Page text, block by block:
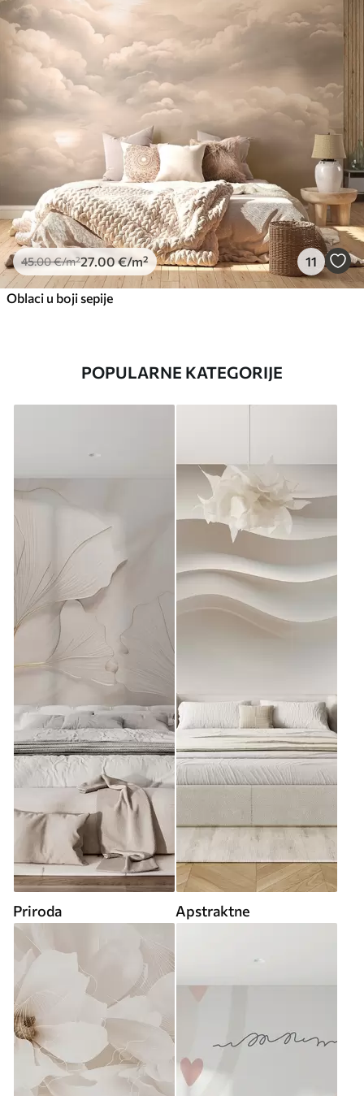
45.00€/m²27 .00 €/m² 11
Oblaci u boji sepije
POPULARNE KATEGORIJE
Priroda Apstraktne